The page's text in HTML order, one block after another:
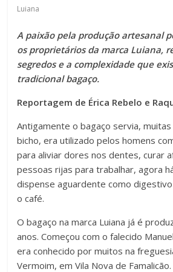
Luiana
A paixão pela produção artesanal
os proprietários da marca Luiana,
segredos e a complexidade que
tradicional bagaço.
Reportagem de Érica Rebelo e
Antigamente o bagaço servia,
bicho, era utilizado pelos homens
para aliviar dores nos dentes, curar
pessoas rijas para trabalhar, agora
dispense aguardente como
o café.
O bagaço na marca Luiana já é
anos. Começou com o falecido
era conhecido por muitos na
Vermoim, em Vila Nova de